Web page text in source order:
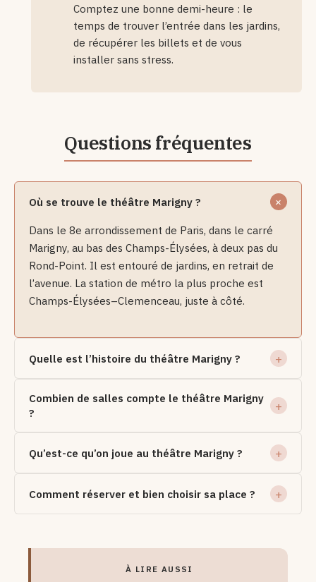
Comptez une bonne demi-heure : le
temps de trouver l’entrée dans les jardins,
de récupérer les billets et de vous
installer sans stress.
Où se trouve le théâtre Marigny ?
Dans le 8e arrondissement de Paris, dans le carré
Marigny, au bas des Champs-Élysées, à deux pas du
Rond-Point. Il est entouré de jardins, en retrait de
l’avenue. La station de métro la plus proche est
Champs-Élysées–Clemenceau, juste à côté.
Quelle est l’histoire du théâtre Marigny ?
Combien de salles compte le théâtre Marigny
?
Qu’est-ce qu’on joue au théâtre Marigny ?
Comment réserver et bien choisir sa place ?
À LIRE AUSSI